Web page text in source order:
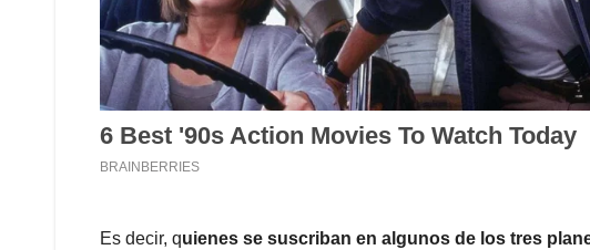
Es decir, quienes se suscriban en algunos de los tres